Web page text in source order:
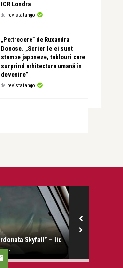
ICR Londra
de revistatango
„Pe:trecere” de Ruxandra
Donose. „Scrierile ei sunt
stampe japoneze, tablouri care
surprind arhitectura umană în
devenire”
de revistatango
ȘI COPII
Marea Dragoste
Metrou pentru copii, cu Mos Craciun,